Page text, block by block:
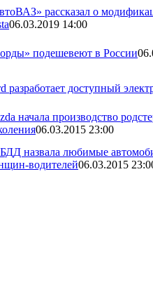
рассказал о
06.03.2019 14:00
подешевеют в России
разработает доступный
начала производство
06.03.2015 23:00
назвала любимые
водителей06.03.2015